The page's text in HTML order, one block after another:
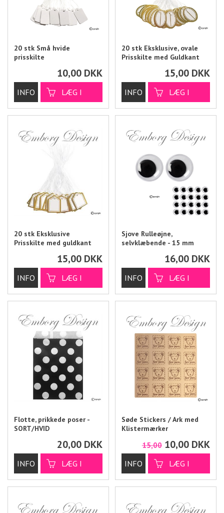
20 stk Små hvide
prisskilte
10,00 DKK
20 stk Eksklusive, ovale
Prisskilte med Guldkant
15,00 DKK
20 stk Eksklusive
Prisskilte med guldkant
15,00 DKK
Sjove Rulleøjne,
selvklæbende - 15 mm
16,00 DKK
Flotte, prikkede poser -
SORT/HVID
20,00 DKK
Søde Stickers / Ark med
Klistermærker
15,00 10,00 DKK